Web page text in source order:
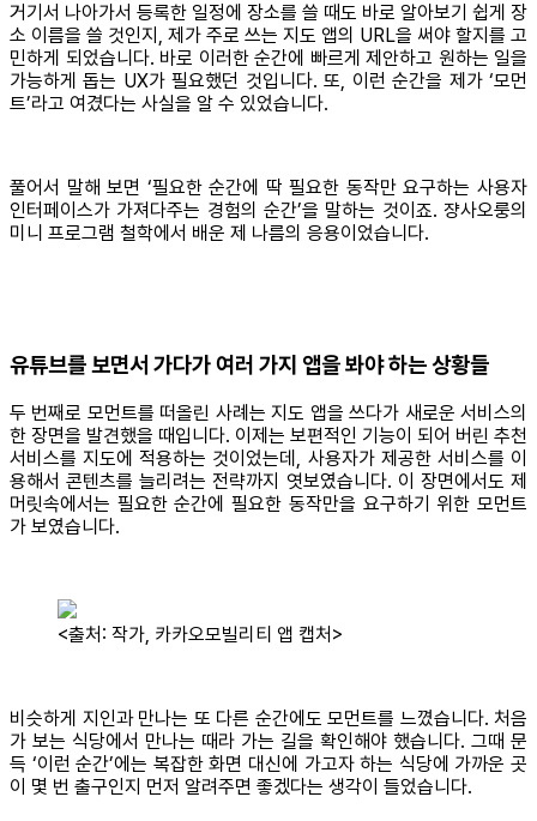
거기서 나아가서 등록한 일정에 장소를 쓸 때도 바로 알아보기 쉽게 장
소 이름을 쓸 것인지, 제가 주로 쓰는 지도 앱의 URL을 써야 할지를 고
민하게 되었습니다. 바로 이러한 순간에 빠르게 제안하고 원하는 일을
가능하게 돕는 UX가 필요했던 것입니다. 또, 이런 순간을 제가 ‘모먼
트’라고 여겼다는 사실을 알 수 있었습니다.
풀어서 말해 보면 ‘필요한 순간에 딱 필요한 동작만 요구하는 사용자
인터페이스가 가져다주는 경험의 순간’을 말하는 것이죠. 쟝사오룽의
미니 프로그램 철학에서 배운 제 나름의 응용이었습니다.
유튜브를 보면서 가다가 여러 가지 앱을 봐야 하는 상황들
두 번째로 모먼트를 떠올린 사례는 지도 앱을 쓰다가 새로운 서비스의
한 장면을 발견했을 때입니다. 이제는 보편적인 기능이 되어 버린 추천
서비스를 지도에 적용하는 것이었는데, 사용자가 제공한 서비스를 이
용해서 콘텐츠를 늘리려는 전략까지 엿보였습니다. 이 장면에서도 제
머릿속에서는 필요한 순간에 필요한 동작만을 요구하기 위한 모먼트
가 보였습니다.
<출처: 작가, 카카오모빌리티 앱 캡처>
비슷하게 지인과 만나는 또 다른 순간에도 모먼트를 느꼈습니다. 처음
가 보는 식당에서 만나는 때라 가는 길을 확인해야 했습니다. 그때 문
득 ‘이런 순간’에는 복잡한 화면 대신에 가고자 하는 식당에 가까운 곳
이 몇 번 출구인지 먼저 알려주면 좋겠다는 생각이 들었습니다.